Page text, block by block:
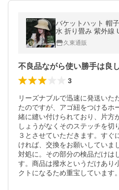
バケットハット 帽
水 折り畳み 紫外線
ンズ 日焼け防止 ハ
釣り久東通販
不良品ながら使い勝手は良し
3
リーズナブルで迅速に発送いた
たのですが、アゴ紐をつけるホ
緒に縫い付けられており、片方
しょうがなくそのステッチを切
３とさせていただきます。すぐ
ければ、交換をお願いしていま
対処に。その部分の検品だけは
す。商品は撥水というだけあり
クトになるため重宝しています。